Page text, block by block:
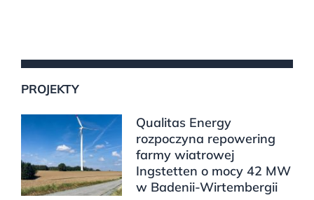
PROJEKTY
Qualitas Energy
rozpoczyna repowering
farmy wiatrowej
Ingstetten o mocy 42 MW
w Badenii-Wirtembergii